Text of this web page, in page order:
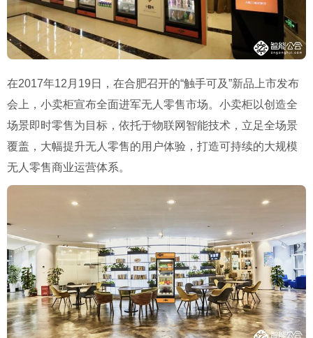
在2017年12月19日，在合肥召开的“触手可及”新品上市发布
会上，小卖柜宣布全面进军无人零售市场。小卖柜以创造全
场景即时零售为目标，依托于物联网智能技术，立足全场景
覆盖，大幅提升无人零售的用户体验，打造可持续的大规模
无人零售商业运营体系。